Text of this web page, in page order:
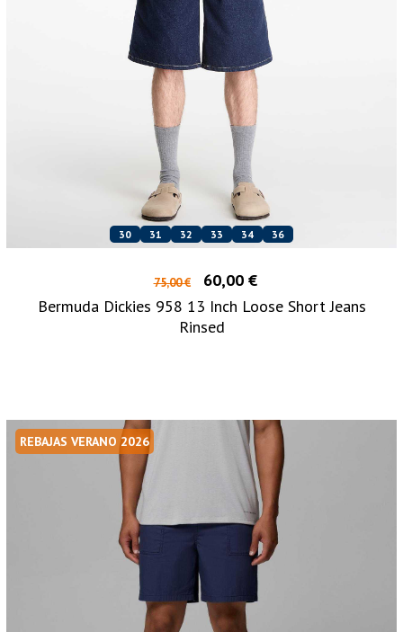
30 31 32 33 34 36
75,00 €
60,00 €
Bermuda Dickies 958 13 Inch Loose Short Jeans
Rinsed
REBAJAS VERANO 2026